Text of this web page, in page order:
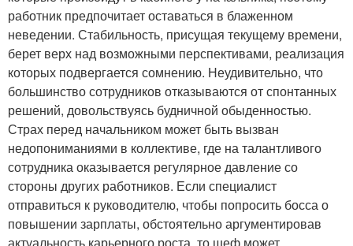
работник предпочитает оставаться в блаженном
неведении. Стабильность, присущая текущему времени,
берет верх над возможными перспективами, реализация
которых подвергается сомнению. Неудивительно, что
большинство сотрудников отказываются от спонтанных
решений, довольствуясь будничной обыденностью.
Страх перед начальником может быть вызван
недопониманиями в коллективе, где на талантливого
сотрудника оказывается регулярное давление со
стороны других работников. Если специалист
отправиться к руководителю, чтобы попросить босса о
повышении зарплаты, обстоятельно аргументировав
актуальность карьерного роста, то шеф может